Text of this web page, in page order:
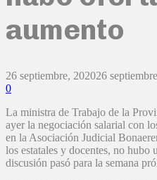
aumento
26 septiembre, 202026
0
La ministra de Trabajo de la
ayer la negociación salarial con
en la Asociación Judicial
los estatales y docentes, no hubo
discusión pasó para la semana